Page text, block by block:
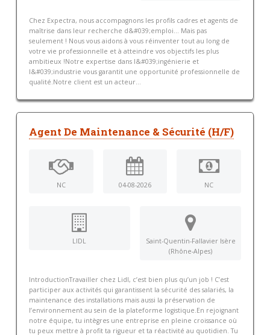
Chez Expectra, nous accompagnons les profils cadres et agents de
maîtrise dans leur recherche d&#039;emploi... Mais pas
seulement ! Nous vous aidons à vous réinventer tout au long de
votre vie professionnelle et à atteindre vos objectifs les plus
ambitieux !Notre expertise dans l&#039;ingénierie et
l&#039;industrie vous garantit une opportunité professionnelle de
qualité.Notre client est un acteur...
Agent De Maintenance & Sécurité (H/F)
NC 04-08-2026 NC
LIDL
Saint-Quentin-Fallavier Isère
(Rhône-Alpes)
IntroductionTravailler chez Lidl, c’est bien plus qu’un job ! C’est
participer aux activités qui garantissent la sécurité des salariés, la
maintenance des installations mais aussi la préservation de
l’environnement au sein de la plateforme logistique.En rejoignant
notre équipe, tu intègres une entreprise en pleine croissance où
tu peux mettre à profit ta rigueur et ta réactivité au quotidien. Tu